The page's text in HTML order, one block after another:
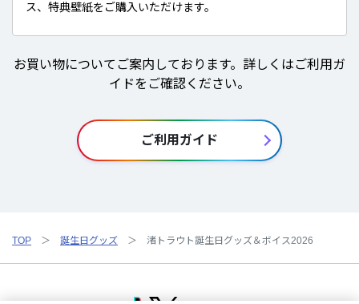
ス、特典壁紙をご購入いただけます。
お買い物についてご案内しております。詳しくはご利用ガ
イドをご確認ください。
ご利用ガイド
TOP 誕生日グッズ 渚トラウト誕生日グッズ＆ボイス2026